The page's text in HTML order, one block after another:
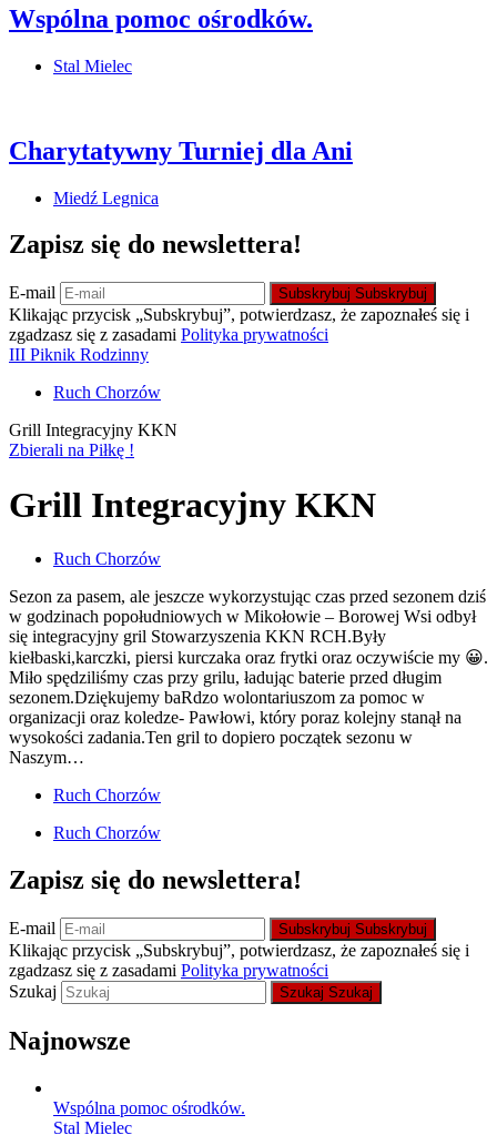
Wspólna pomoc ośrodków.
Stal Mielec
Charytatywny Turniej dla Ani
Miedź Legnica
Zapisz się do newslettera!
E-mail Subskrybuj Subskrybuj
Klikając przycisk „Subskrybuj”, potwierdzasz, że zapoznałeś się i
zgadzasz się z zasadami Polityka prywatności
III Piknik Rodzinny
Ruch Chorzów
Grill Integracyjny KKN
Zbierali na Piłkę !
Grill Integracyjny KKN
Ruch Chorzów
Sezon za pasem, ale jeszcze wykorzystując czas przed sezonem dziś
w godzinach popołudniowych w Mikołowie – Borowej Wsi odbył
się integracyjny gril Stowarzyszenia KKN RCH.Były
kiełbaski,karczki, piersi kurczaka oraz frytki oraz oczywiście my 😀.
Miło spędziliśmy czas przy grilu, ładując baterie przed długim
sezonem.Dziękujemy baRdzo wolontariuszom za pomoc w
organizacji oraz koledze- Pawłowi, który poraz kolejny stanął na
wysokości zadania.Ten gril to dopiero początek sezonu w
Naszym…
Ruch Chorzów
Ruch Chorzów
Zapisz się do newslettera!
E-mail Subskrybuj Subskrybuj
Klikając przycisk „Subskrybuj”, potwierdzasz, że zapoznałeś się i
zgadzasz się z zasadami Polityka prywatności
Szukaj
Szukaj Szukaj
Najnowsze
Wspólna pomoc ośrodków.
Stal Mielec